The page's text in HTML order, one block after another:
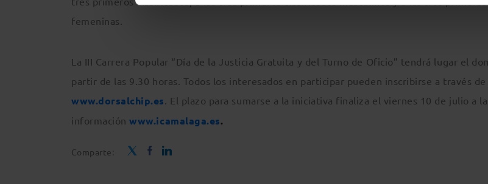
femeninas.
La III Carrera Popular “Día de la Justicia Gratuita y del Turno de Oficio” tendrá lugar el
partir de las 9.30 horas. Todos los interesados en participar pueden inscribirse a través
www.dorsalchip.es. El plazo para sumarse a la iniciativa finaliza el viernes 10 de julio a
informaciónwww.icamalaga.es.
Comparte: